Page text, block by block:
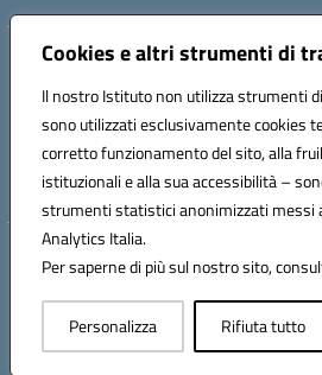
Cookies e altri strumenti di
Il nostro Istituto non utilizza strumenti
sono utilizzati esclusivamente cookies
corretto funzionamento del sito, alla
istituzionali e alla sua accessibilità –
strumenti statistici anonimizzati messi
Analytics Italia.
Per saperne di più sul nostro sito,
Personalizza Rifiuta tutto
VIA KENNEDY, 1 91011 ALCAMO (TP)
Mail: TPIC81000X@istruzione.it PEC:
Codice meccanografico: TPIC81000X
Codice fiscale: 80003900810
Codice Univoco Ufficio: UFHNHB
Hosting & Powered by
Concept & Design by